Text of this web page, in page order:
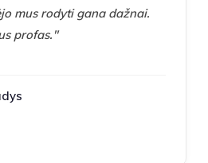
mus rodyti gana dažnai.
profas."